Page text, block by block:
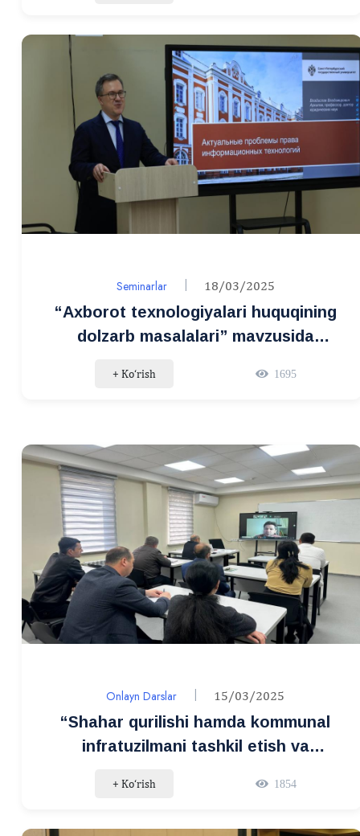
Seminarlar 18/03/2025
“Axborot texnologiyalari huquqining
dolzarb masalalari” mavzusida
+ Ko‘rish 1695
Onlayn Darslar 15/03/2025
“Shahar qurilishi hamda kommunal
infratuzilmani tashkil etish va
+ Ko‘rish 1854